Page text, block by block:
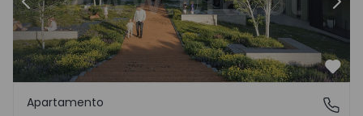
Anterior
Oliveira do Douro, Porto
Apartamento